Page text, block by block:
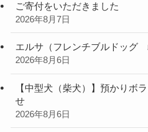
ご寄付をいただきました
2026年8月7日
エルサ（フレンチブルドッグ
2026年8月6日
【中型犬（柴犬）】預かりボ
せ
2026年8月6日